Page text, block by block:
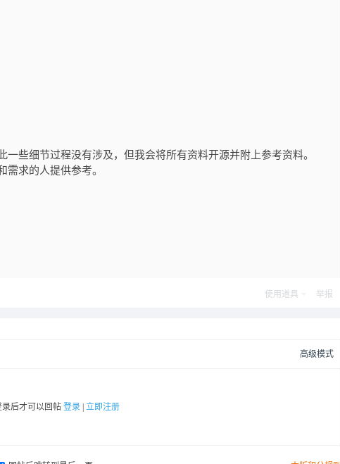
些细节过程没有涉及，但我会将所有资料开源并附上参考资料。
求的人提供参考。
使用道具 举报
高级模式
录后才可以回帖 登录 立即注册